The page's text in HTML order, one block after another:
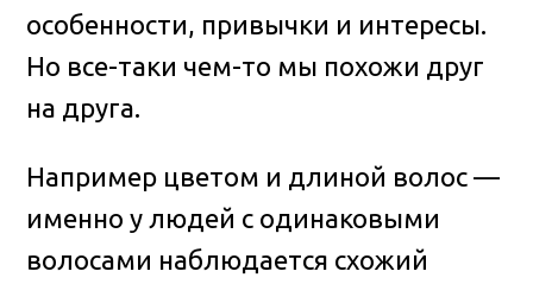
особенности, привычки и интересы.
Но все-таки чем-то мы похожи друг
на друга.
Например цветом и длиной волос —
именно у людей с одинаковыми
волосами наблюдается схожий